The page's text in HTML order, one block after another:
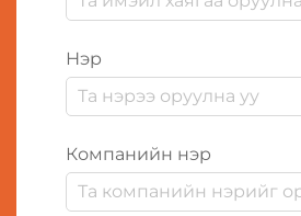
Нэр
Компанийн нэр